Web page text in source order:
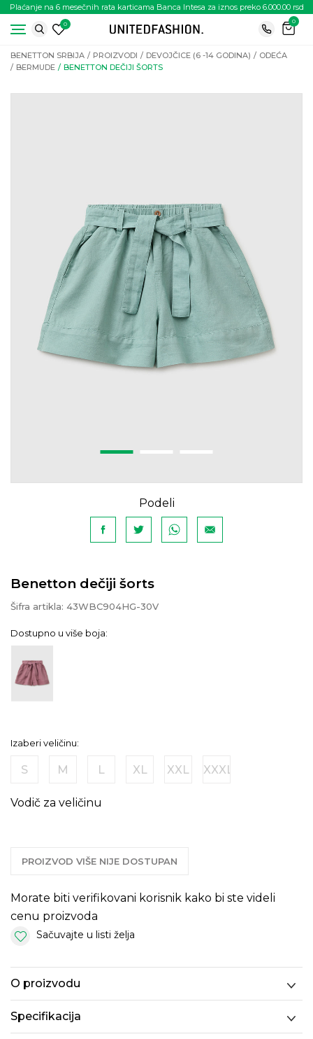
Plaćanje na 6 mesečnih rata karticama Banca Intesa za iznos preko 6.000.00 rsd
0
0
BENETTON SRBIJA PROIZVODI DEVOJČICE (6 -14 GODINA)
ODEĆA
BERMUDE
BENETTON DEČIJI ŠORTS
Podeli
Benetton dečiji šorts
Šifra artikla: 43WBC904HG-30V
Dostupno u više boja:
Izaberi veličinu:
S M L XL XXL XXXL
Vodič za veličinu
PROIZVOD VIŠE NIJE DOSTUPAN
Morate biti verifikovani korisnik kako bi ste videli
cenu proizvoda
Sačuvajte u listi želja
O proizvodu
Specifikacija